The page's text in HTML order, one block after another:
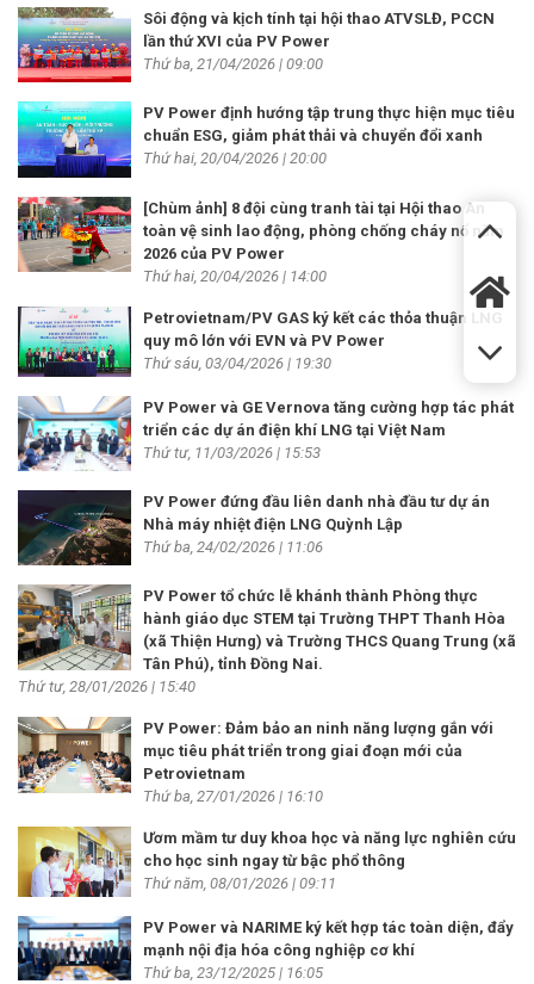
Sôi động và kịch tính tại hội thao ATVSLĐ, PCCN
lần thứ XVI của PV Power
Thứ ba, 21/04/2026 | 09:00
PV Power định hướng tập trung thực hiện mục tiêu
chuẩn ESG, giảm phát thải và chuyển đổi xanh
Thứ hai, 20/04/2026 | 20:00
[Chùm ảnh] 8 đội cùng tranh tài tại Hội thao An
toàn vệ sinh lao động, phòng chống cháy nổ năm
2026 của PV Power
Thứ hai, 20/04/2026 | 14:00
Petrovietnam/PV GAS ký kết các thỏa thuận LNG
quy mô lớn với EVN và PV Power
Thứ sáu, 03/04/2026 | 19:30
PV Power và GE Vernova tăng cường hợp tác phát
triển các dự án điện khí LNG tại Việt Nam
Thứ tư, 11/03/2026 | 15:53
PV Power đứng đầu liên danh nhà đầu tư dự án
Nhà máy nhiệt điện LNG Quỳnh Lập
Thứ ba, 24/02/2026 | 11:06
PV Power tổ chức lễ khánh thành Phòng thực
hành giáo dục STEM tại Trường THPT Thanh Hòa
(xã Thiện Hưng) và Trường THCS Quang Trung (xã
Tân Phú), tỉnh Đồng Nai.
Thứ tư, 28/01/2026 | 15:40
PV Power: Đảm bảo an ninh năng lượng gắn với
mục tiêu phát triển trong giai đoạn mới của
Petrovietnam
Thứ ba, 27/01/2026 | 16:10
Ươm mầm tư duy khoa học và năng lực nghiên cứu
cho học sinh ngay từ bậc phổ thông
Thứ năm, 08/01/2026 | 09:11
PV Power và NARIME ký kết hợp tác toàn diện, đẩy
mạnh nội địa hóa công nghiệp cơ khí
Thứ ba, 23/12/2025 | 16:05